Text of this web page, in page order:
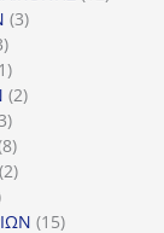
33
3
προϊόντα
11
προϊόν
22
3
προϊόντα
88
προϊόντα
22
1515